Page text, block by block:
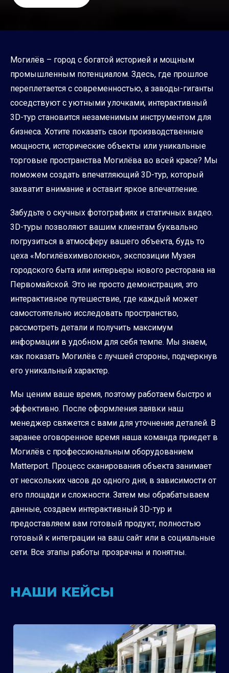
Могилёв – город с богатой историей и мощным
промышленным потенциалом. Здесь, где прошлое
переплетается с современностью, а заводы-гиганты
соседствуют с уютными улочками, интерактивный
3D-тур становится незаменимым инструментом для
бизнеса. Хотите показать свои производственные
мощности, исторические объекты или уникальные
торговые пространства Могилёва во всей красе? Мы
поможем создать впечатляющий 3D-тур, который
захватит внимание и оставит яркое впечатление.
Забудьте о скучных фотографиях и статичных видео.
3D-туры позволяют вашим клиентам буквально
погрузиться в атмосферу вашего объекта, будь то
цеха «Могилёвхимволокно», экспозиции Музея
городского быта или интерьеры нового ресторана на
Первомайской. Это не просто демонстрация, это
интерактивное путешествие, где каждый может
самостоятельно исследовать пространство,
рассмотреть детали и получить максимум
информации в удобном для себя темпе. Мы знаем,
как показать Могилёв с лучшей стороны, подчеркнув
его уникальный характер.
Мы ценим ваше время, поэтому работаем быстро и
эффективно. После оформления заявки наш
менеджер свяжется с вами для уточнения деталей. В
заранее оговоренное время наша команда приедет в
Могилёв с профессиональным оборудованием
Matterport. Процесс сканирования объекта занимает
от нескольких часов до одного дня, в зависимости от
его площади и сложности. Затем мы обрабатываем
данные, создаем интерактивный 3D-тур и
предоставляем вам готовый продукт, полностью
готовый к интеграции на ваш сайт или в социальные
сети. Все этапы работы прозрачны и понятны.
НАШИ КЕЙСЫ